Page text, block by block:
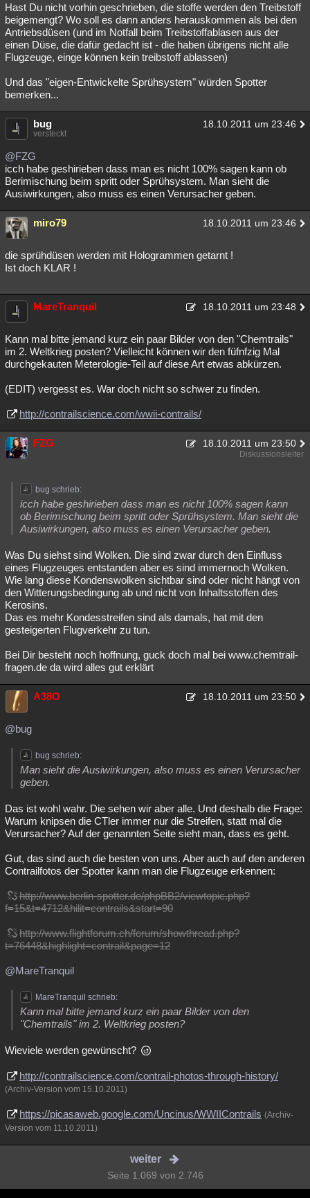
Hast Du nicht vorhin geschrieben, die stoffe werden den Treibstoff
beigemengt? Wo soll es dann anders herauskommen als bei den
Antriebsdüsen (und im Notfall beim Treibstoffablasen aus der
einen Düse, die dafür gedacht ist - die haben übrigens nicht alle
Flugzeuge, einge können kein treibstoff ablassen)
Und das "eigen-Entwickelte Sprühsystem" würden Spotter
bemerken...
bug 18.10.2011 um 23:46
versteckt
@FZG
icch habe geshirieben dass man es nicht 100% sagen kann ob
Berimischung beim spritt oder Sprühsystem. Man sieht die
Ausiwirkungen, also muss es einen Verursacher geben.
miro79 18.10.2011 um 23:46
die sprühdüsen werden mit Hologrammen getarnt !
Ist doch KLAR !
MareTranquil 18.10.2011 um 23:48
Kann mal bitte jemand kurz ein paar Bilder von den "Chemtrails"
im 2. Weltkrieg posten? Vielleicht können wir den füfnfzig Mal
durchgekauten Meterologie-Teil auf diese Art etwas abkürzen.
(EDIT) vergesst es. War doch nicht so schwer zu finden.
http://contrailscience.com/wwii-contrails/
FZG 18.10.2011 um 23:50
Diskussionsleiter
bug schrieb:
icch habe geshirieben dass man es nicht 100% sagen kann
ob Berimischung beim spritt oder Sprühsystem. Man sieht die
Ausiwirkungen, also muss es einen Verursacher geben.
Was Du siehst sind Wolken. Die sind zwar durch den Einfluss
eines Flugzeuges entstanden aber es sind immernoch Wolken.
Wie lang diese Kondenswolken sichtbar sind oder nicht hängt von
den Witterungsbedingung ab und nicht von Inhaltsstoffen des
Kerosins.
Das es mehr Kondesstreifen sind als damals, hat mit den
gesteigerten Flugverkehr zu tun.
Bei Dir besteht noch hoffnung, guck doch mal bei www.chemtrail-
fragen.de da wird alles gut erklärt
A38O 18.10.2011 um 23:50
@bug
bug schrieb:
Man sieht die Ausiwirkungen, also muss es einen Verursacher
geben.
Das ist wohl wahr. Die sehen wir aber alle. Und deshalb die Frage:
Warum knipsen die CTler immer nur die Streifen, statt mal die
Verursacher? Auf der genannten Seite sieht man, dass es geht.
Gut, das sind auch die besten von uns. Aber auch auf den anderen
Contrailfotos der Spotter kann man die Flugzeuge erkennen:
http://www.berlin-spotter.de/phpBB2/viewtopic.php?
f=15&t=4712&hilit=contrails&start=90
http://www.flightforum.ch/forum/showthread.php?
t=76448&highlight=contrail&page=12
@MareTranquil
MareTranquil schrieb:
Kann mal bitte jemand kurz ein paar Bilder von den
"Chemtrails" im 2. Weltkrieg posten?
Wieviele werden gewünscht?
http://contrailscience.com/contrail-photos-through-history/
(Archiv-Version vom 15.10.2011)
https://picasaweb.google.com/Uncinus/WWIIContrails (Archiv-
Version vom 11.10.2011)
weiter
Seite 1.069 von 2.746